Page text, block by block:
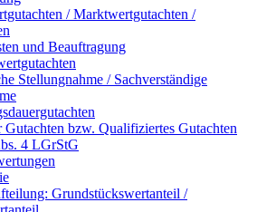
/ Marktwertgutachten /
und Beauftragung
Stellungnahme / Sachverständige
Gutachten bzw. Qualifiziertes Gutachten
4 LGrStG
Grundstückswertanteil /